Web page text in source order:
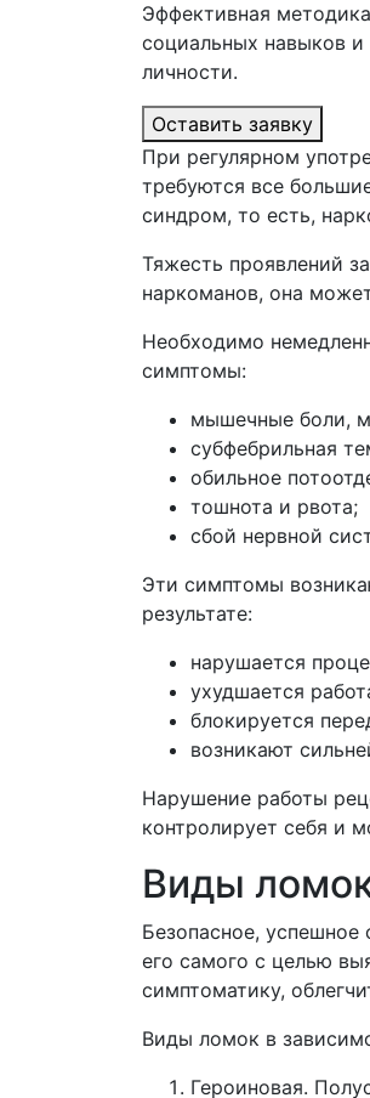
Эффективная
социальных навыков и
личности.
Оставить заявку
При регулярном
требуются все
синдром, то есть,
Тяжесть проявлений
наркоманов, она
Необходимо
симптомы:
мышечные боли,
субфебрильная
обильное
тошнота и рвота;
сбой нервной
Эти симптомы
результате:
нарушается
ухудшается
блокируется
возникают
Нарушение работы
контролирует себя и
Виды
Безопасное, успешное
его самого с целью
симптоматику,
Виды ломок в
Героиновая.